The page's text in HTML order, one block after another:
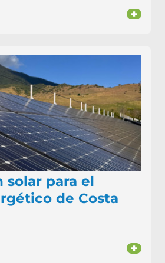
+
solar para el
de Costa
+